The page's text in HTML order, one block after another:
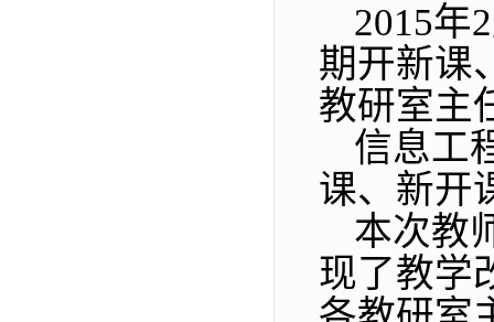
2015年2
期开新课
教研室主
信息工
课、新开
本次教
现了教学